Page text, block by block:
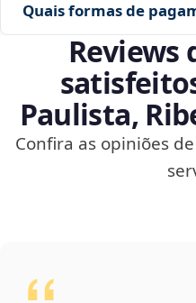
Quais formas de
Reviews
Paulista,
Confira as opiniões